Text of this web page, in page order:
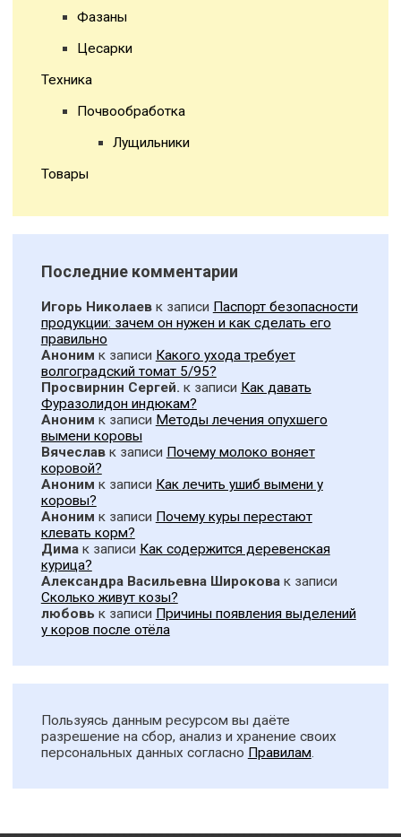
Фазаны
Цесарки
Техника
Почвообработка
Лущильники
Товары
Последние комментарии
Игорь Николаевк записи Паспорт безопасности
продукции: зачем он нужен и как сделать его
правильно
Аноним к записи Какого ухода требует
волгоградский томат 5/95?
Просвирнин Сергей. к записи Как давать
Фуразолидон индюкам?
Аноним к записи Методы лечения опухшего
вымени коровы
Вячеславк записи Почему молоко воняет
коровой?
Аноним к записи Как лечить ушиб вымени у
коровы?
Аноним к записи Почему куры перестают
клевать корм?
Димак записи Как содержится деревенская
курица?
Александра Васильевна Широковак записи
Сколько живут козы?
любовь к записи Причины появления выделений
у коров после отёла
Пользуясь данным ресурсом вы даёте
разрешение на сбор, анализ и хранение своих
персональных данных согласно Правилам.